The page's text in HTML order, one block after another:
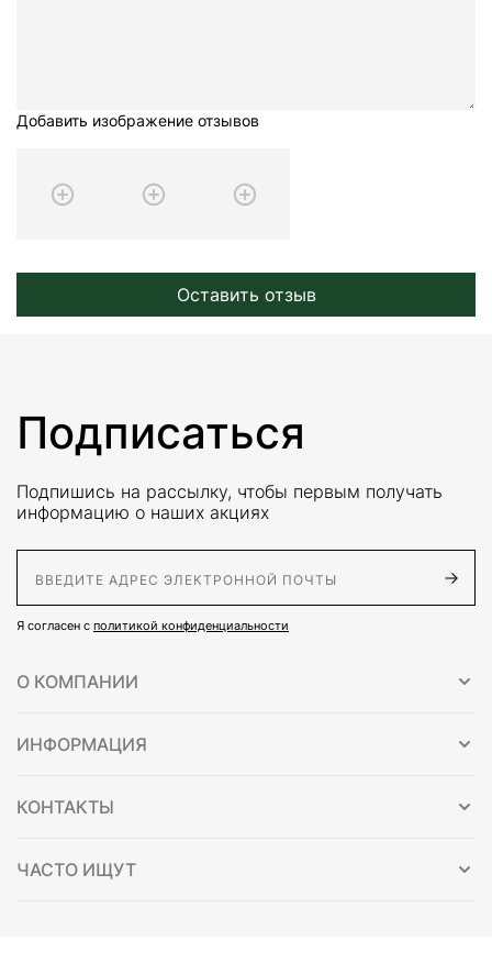
Добавить изображение отзывов
Оставить отзыв
Подписаться
Подпишись на рассылку, чтобы первым получать
информацию о наших акциях
Я согласен с политикой конфиденциальности
О КОМПАНИИ
ИНФОРМАЦИЯ
КОНТАКТЫ
ЧАСТО ИЩУТ